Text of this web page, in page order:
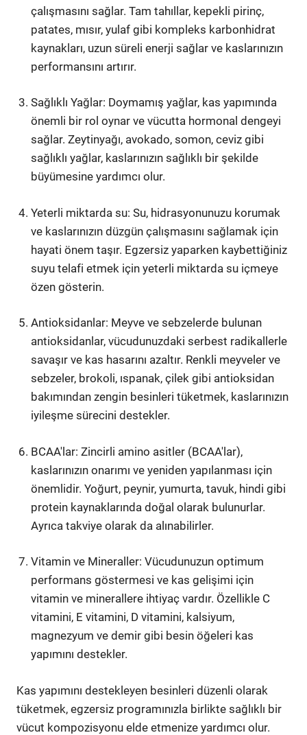
çalışmasını sağlar. Tam tahıllar, kepekli pirinç,
patates, mısır, yulaf gibi kompleks karbonhidrat
kaynakları, uzun süreli enerji sağlar ve kaslarınızın
performansını artırır.
Sağlıklı Yağlar: Doymamış yağlar, kas yapımında
önemli bir rol oynar ve vücutta hormonal dengeyi
sağlar. Zeytinyağı, avokado, somon, ceviz gibi
sağlıklı yağlar, kaslarınızın sağlıklı bir şekilde
büyümesine yardımcı olur.
Yeterli miktarda su: Su, hidrasyonunuzu korumak
ve kaslarınızın düzgün çalışmasını sağlamak için
hayati önem taşır. Egzersiz yaparken kaybettiğiniz
suyu telafi etmek için yeterli miktarda su içmeye
özen gösterin.
Antioksidanlar: Meyve ve sebzelerde bulunan
antioksidanlar, vücudunuzdaki serbest radikallerle
savaşır ve kas hasarını azaltır. Renkli meyveler ve
sebzeler, brokoli, ıspanak, çilek gibi antioksidan
bakımından zengin besinleri tüketmek, kaslarınızın
iyileşme sürecini destekler.
BCAA'lar: Zincirli amino asitler (BCAA'lar),
kaslarınızın onarımı ve yeniden yapılanması için
önemlidir. Yoğurt, peynir, yumurta, tavuk, hindi gibi
protein kaynaklarında doğal olarak bulunurlar.
Ayrıca takviye olarak da alınabilirler.
Vitamin ve Mineraller: Vücudunuzun optimum
performans göstermesi ve kas gelişimi için
vitamin ve minerallere ihtiyaç vardır. Özellikle C
vitamini, E vitamini, D vitamini, kalsiyum,
magnezyum ve demir gibi besin öğeleri kas
yapımını destekler.
Kas yapımını destekleyen besinleri düzenli olarak
tüketmek, egzersiz programınızla birlikte sağlıklı bir
vücut kompozisyonu elde etmenize yardımcı olur.